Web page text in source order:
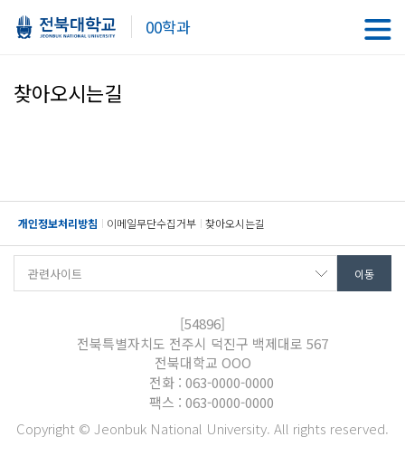
00학과
찾아오시는길
개인정보처리방침 이메일무단수집거부 찾아오시는길
[54896]
전북특별자치도 전주시 덕진구 백제대로 567
전북대학교 OOO
전화 : 063-0000-0000
팩스 : 063-0000-0000
Copyright © Jeonbuk National University. All rights reserved.